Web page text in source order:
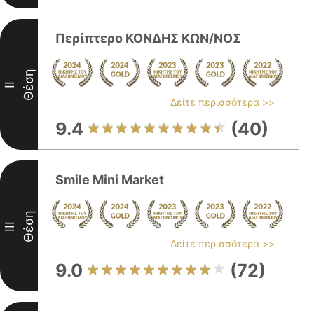
II Θέση
Περίπτερο ΚΟΝΔΗΣ ΚΩΝ/ΝΟΣ
Δείτε περισσότερα >>
9.4 (40)
III Θέση
Smile Mini Market
Δείτε περισσότερα >>
9.0 (72)